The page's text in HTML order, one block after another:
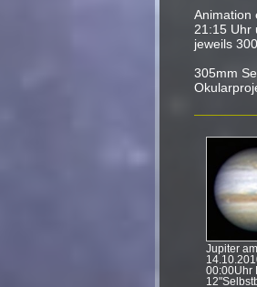
Animation
21:15 Uhr
jeweils
305mm
Jupiter am
00:00Uhr